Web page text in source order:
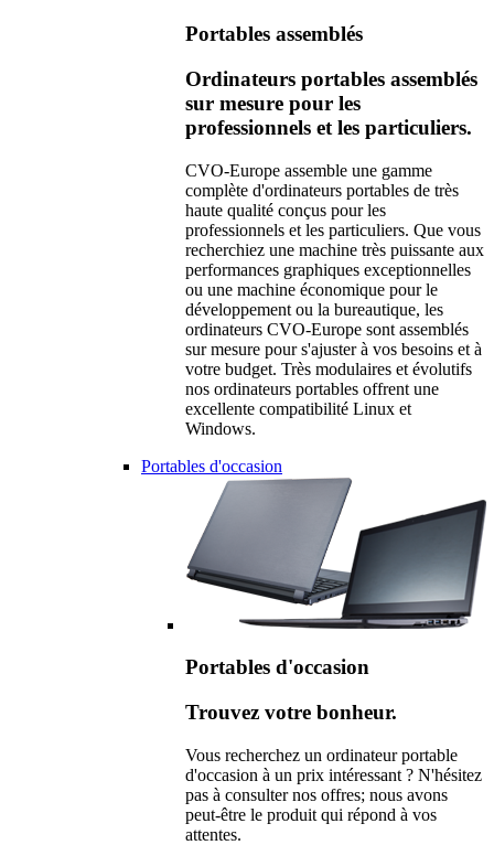
Portables assemblés
Ordinateurs portables assemblés
sur mesure pour les
professionnels et les particuliers.
CVO-Europe assemble une gamme
complète d'ordinateurs portables de très
haute qualité conçus pour les
professionnels et les particuliers. Que vous
recherchiez une machine très puissante aux
performances graphiques exceptionnelles
ou une machine économique pour le
développement ou la bureautique, les
ordinateurs CVO-Europe sont assemblés
sur mesure pour s'ajuster à vos besoins et à
votre budget. Très modulaires et évolutifs
nos ordinateurs portables offrent une
excellente compatibilité Linux et
Windows.
Portables d'occasion
Portables d'occasion
Trouvez votre bonheur.
Vous recherchez un ordinateur portable
d'occasion à un prix intéressant ? N'hésitez
pas à consulter nos offres; nous avons
peut-être le produit qui répond à vos
attentes.